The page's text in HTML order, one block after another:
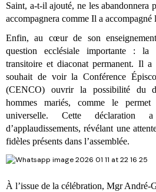
Saint, a-t-il ajouté, ne les abandonnera
accompagnera comme Il a accompagné
Enfin, au cœur de son
question ecclésiale importante : la
transitoire et diaconat permanent. Il a
souhait de voir la Conférence
(CENCO) ouvrir la possibilité du
hommes mariés, comme le
universelle. Cette déclaration
d’applaudissements, révélant une
fidèles présents dans l’assemblée.
À l’issue de la célébration, Mgr André-